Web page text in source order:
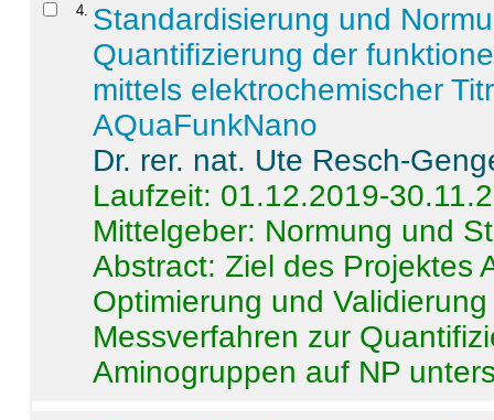
4 Standardisierung und
Quantifizierung der
mittels elektrochemischer
AQuaFunkNano
Dr. rer. nat. Ute Resch-
Laufzeit: 01.12.2019-
Mittelgeber: Normung und
Abstract:Ziel des Projektes
Optimierung und
Messverfahren zur
Aminogruppen auf NP